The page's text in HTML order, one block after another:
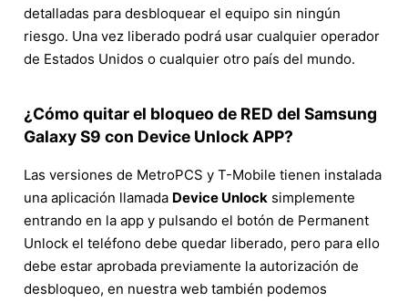
detalladas para desbloquear el equipo sin ningún
riesgo. Una vez liberado podrá usar cualquier operador
de Estados Unidos o cualquier otro país del mundo.
¿Cómo quitar el bloqueo de RED del Samsung
Galaxy S9 con Device Unlock APP?
Las versiones de MetroPCS y T-Mobile tienen instalada
una aplicación llamada Device Unlock simplemente
entrando en la app y pulsando el botón de Permanent
Unlock el teléfono debe quedar liberado, pero para ello
debe estar aprobada previamente la autorización de
desbloqueo, en nuestra web también podemos